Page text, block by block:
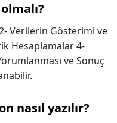
Verilerin Gösterimi ve
Hesaplamalar 4-
ve Sonuç
nasıl yazılır?